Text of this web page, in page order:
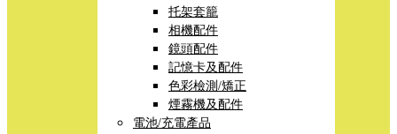
托架套籠
相機配件
鏡頭配件
記憶卡及配件
色彩檢測/矯正
煙霧機及配件
電池/充電產品